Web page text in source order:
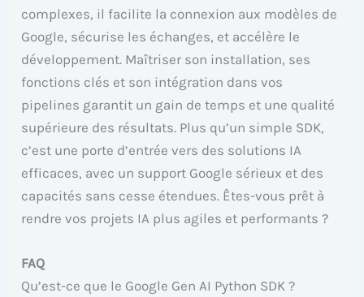
complexes, il facilite la connexion aux modèles de
Google, sécurise les échanges, et accélère le
développement. Maîtriser son installation, ses
fonctions clés et son intégration dans vos
pipelines garantit un gain de temps et une qualité
supérieure des résultats. Plus qu’un simple SDK,
c’est une porte d’entrée vers des solutions IA
efficaces, avec un support Google sérieux et des
capacités sans cesse étendues. Êtes-vous prêt à
rendre vos projets IA plus agiles et performants ?
FAQ
Qu’est-ce que le Google Gen AI Python SDK ?